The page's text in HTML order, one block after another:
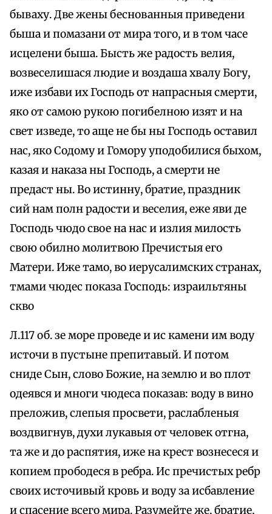
бываху. Две жены беснованныя приведени
быша и помазани от мира того, и в том часе
исцелени быша. Бысть же радость велия,
возвеселишася людие и воздаша хвалу Богу,
иже избави их Господь от напрасныя смерти,
яко от самою рукою погибелною изят и на
свет изведе, то аще не бы ны Господь оставил
нас, яко Содому и Гомору уподобилися быхом,
казая и наказа ны Господь, а смерти не
предаст ны. Во истинну, братие, праздник
сий нам полн радости и веселия, еже яви де
Господь чюдо свое на нас и излия милость
свою обилно молитвою Пречистыя его
Матери. Иже тамо, во иерусалимских странах,
тмами чюдес показа Господь: израильтяны
скво
Л.117 об. зе море проведе и ис камени им воду
источи в пустыне препитавый. И потом
сниде Сын, слово Божие, на землю и во плот
одеявся и многи чюдеса показав: воду в вино
преложив, слепыя просвети, раслабленыя
воздвигнув, духи лукавыя от человек отгна,
та же и до распятия, иже на крест вознесеся и
копием прободеся в ребра. Ис пречистых ребр
своих источивый кровь и воду за исбавление
и спасение всего мира. Разумейте же, братие,